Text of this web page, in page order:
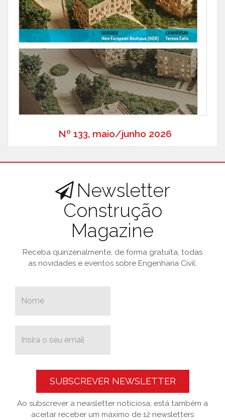
Nº 133, maio/junho 2026
Newsletter
Construção
Magazine
Receba quinzenalmente, de forma gratuita, todas
as novidades e eventos sobre Engenharia Civil.
SUBSCREVER NEWSLETTER
Ao subscrever a newsletter noticiosa, está também a
aceitar receber um máximo de 12 newsletters